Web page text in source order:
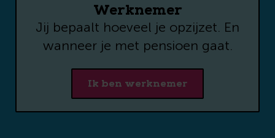
met jouw gegevens omgaan: zie
privacyverklaring.
Werknemer
Jij bepaalt hoeveel je opzijzet. En
wanneer je met pensioen gaat.
Ik ben werknemer